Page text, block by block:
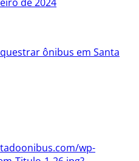
ônibus em Santa
wp-